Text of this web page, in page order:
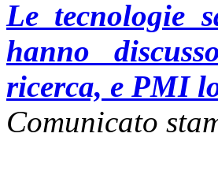
Le tecnologie
hanno
ricerca, e PMI
Comunicato